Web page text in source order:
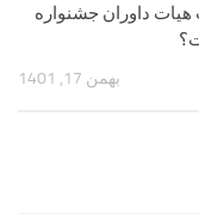
هیات داوران جشنواره
بهمن 17, 1401